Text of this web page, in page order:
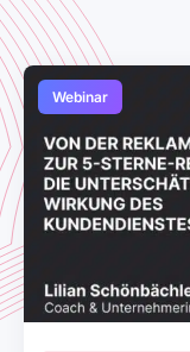
Webinar